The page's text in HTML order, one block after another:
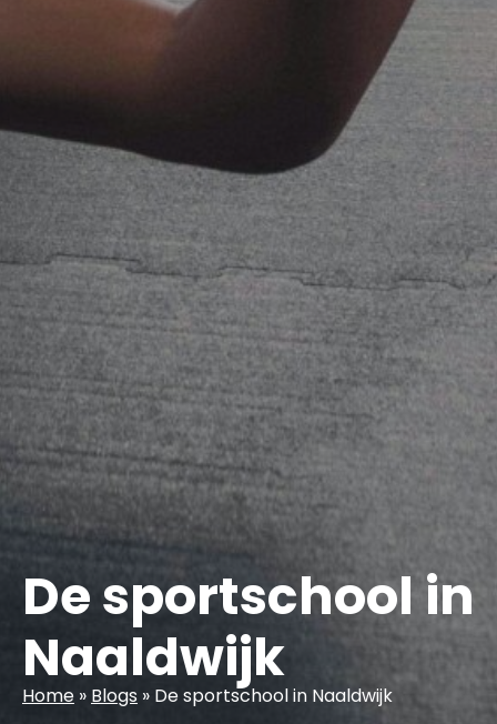
De sportschool in
Naaldwijk
Home » Blogs » De sportschool in Naaldwijk